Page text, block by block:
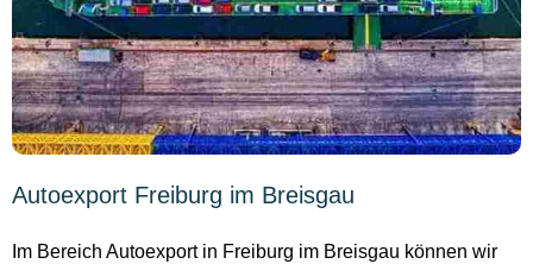
Autoexport Freiburg im Breisgau
Im Bereich Autoexport in Freiburg im Breisgau können wir